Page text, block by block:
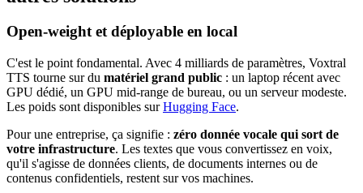
Open-weight et déployable en local
C'est le point fondamental. Avec 4 milliards de paramètres, Voxtral
TTS tourne sur du matériel grand public : un laptop récent avec
GPU dédié, un GPU mid-range de bureau, ou un serveur modeste.
Les poids sont disponibles surHugging Face.
Pour une entreprise, ça signifie : zéro donnée vocale qui sort de
votre infrastructure. Les textes que vous convertissez en voix,
qu'il s'agisse de données clients, de documents internes ou de
contenus confidentiels, restent sur vos machines.